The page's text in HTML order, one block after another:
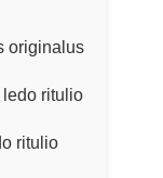
originalus
ledo ritulio
ritulio